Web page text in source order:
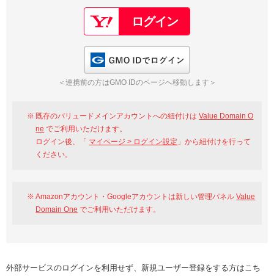
＜連携前の方はGMO IDのページへ移動します＞
既存のバリュードメインアカウントへの紐付けはValue Domain O
ne でご利用いただけます。
ログイン後、「 マイページ > ログイン設定 」から紐付けを行って
ください。
Amazonアカウント・Googleアカウントは新しい管理パネルValue
Domain One でご利用いただけます。
外部サービスのログインを利用せず、新規ユーザー登録をする方はこち